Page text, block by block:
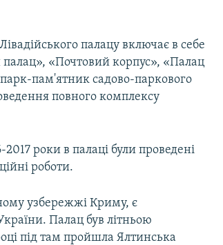
палацу включає в себе
«Почтовий корпус», «Палац
пам'ятник садово-паркового
повного комплексу
роки в палаці були проведені
роботи.
узбережжі Криму, є
Палац був літньою
під там пройшла Ялтинська